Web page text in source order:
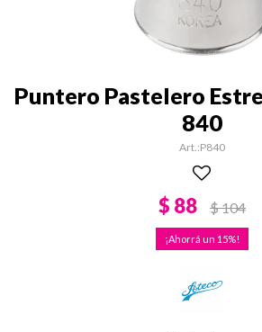
Puntero Pastelero
840
P840
$ 88 $104
15